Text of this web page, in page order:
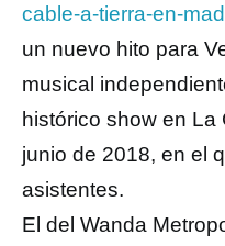
cable-a-tierra-en-
un nuevo hito para
musical
histórico show en La
junio de 2018, en el
asistentes.
El del Wanda